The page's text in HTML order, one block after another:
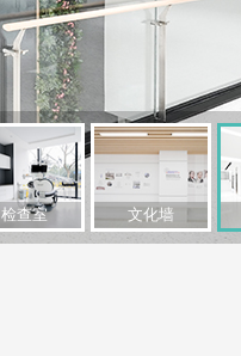
检查室 文化墙